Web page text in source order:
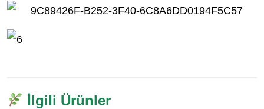
İlgili Ürünler